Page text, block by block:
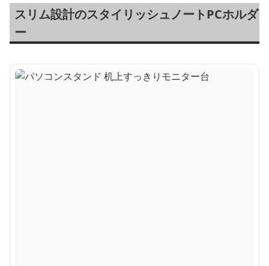
スリム設計のスタイリッシュノートPCホルダ
ー